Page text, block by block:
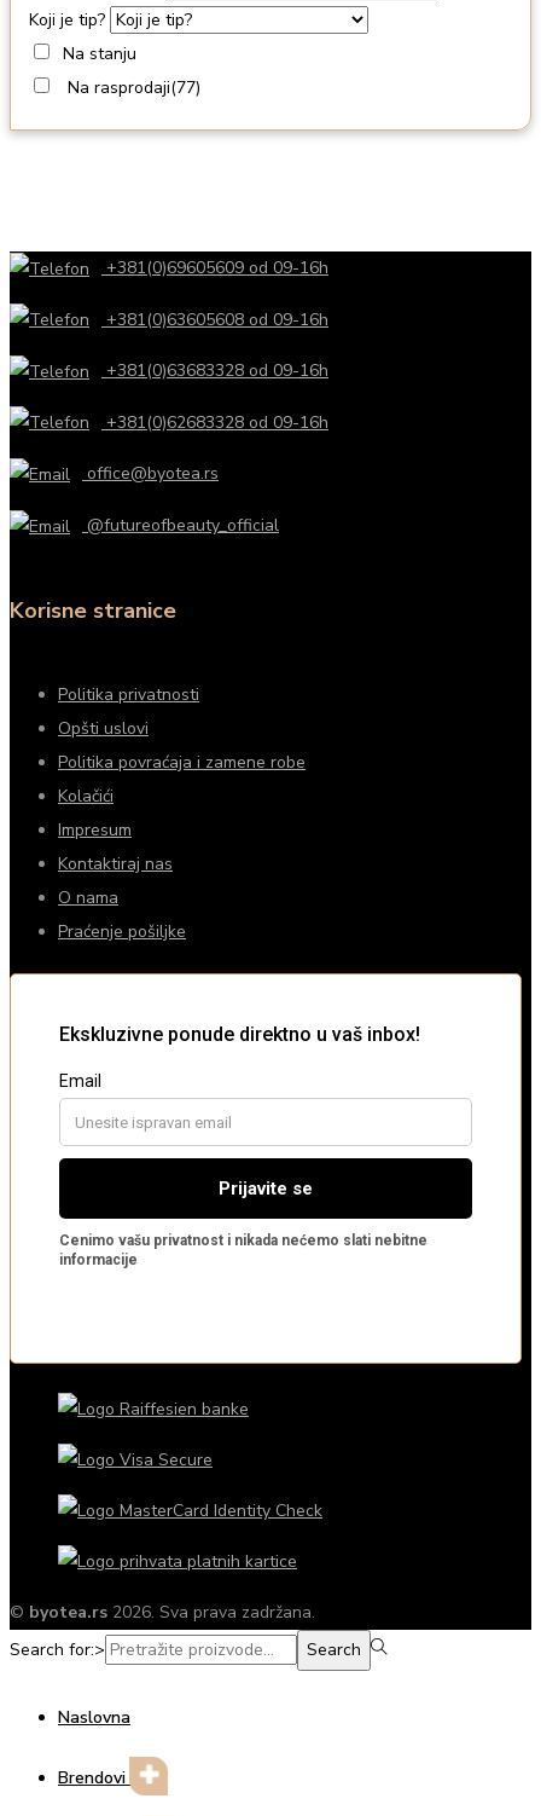
Koji je tip?
Na stanju
Na rasprodaji(77)
+381(0)69605609 od 09-16h
+381(0)63605608 od 09-16h
+381(0)63683328 od 09-16h
+381(0)62683328 od 09-16h
office@byotea.rs
@futureofbeauty_official
Korisne stranice
Politika privatnosti
Opšti uslovi
Politika povraćaja i zamene robe
Kolačići
Impresum
Kontaktiraj nas
O nama
Praćenje pošiljke
© byotea.rs 2026. Sva prava zadržana.
Search for:>
Search
Naslovna
Brendovi